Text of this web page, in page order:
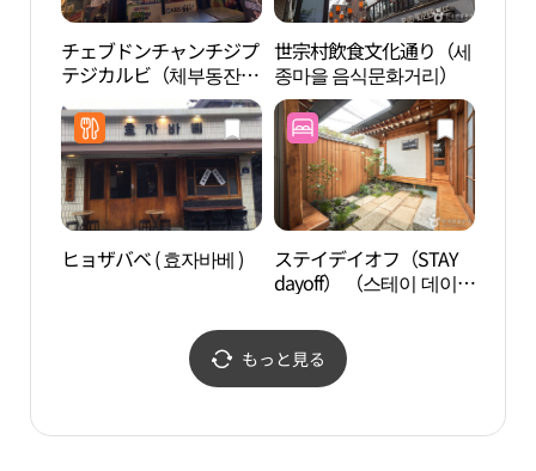
チェブドンチャンチジプ
テジカルビ（체부동잔치
집돼지갈비）
世宗村飲食文化通り（세
종마을 음식문화거리）
ヒョザバベ ( 효자바베 )
ステイデイオフ（STAY
dayoff） （스테이 데이
もっと見る